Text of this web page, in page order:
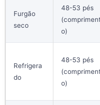
Furgão
seco
48-53 pés
o)
Refrigera
do
48-53 pés
o)